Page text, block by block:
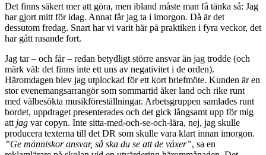
Det finns säkert mer att göra, men ibland måste man få tänka så: Jag
har gjort mitt för idag. Annat får jag ta i imorgon. Då är det
dessutom fredag. Snart har vi varit här på praktiken i fyra veckor, det
har gått rasande fort.
Jag tar – och får – redan betydligt större ansvar än jag trodde (och
märk väl: det finns inte ett uns av negativitet i de orden).
Häromdagen blev jag utplockad för ett kort briefmöte. Kunden är en
stor evenemangsarrangör som sommartid åker land och rike runt
med välbesökta musikföreställningar. Arbetsgruppen samlades runt
bordet, uppdraget presenterades och det gick långsamt upp för mig
att jag var copyn. Inte sitta-med-och-se-och-lära, nej, jag skulle
producera texterna till det DR som skulle vara klart innan imorgon.
”Ge människor ansvar, så ska du se att de växer”, sa en